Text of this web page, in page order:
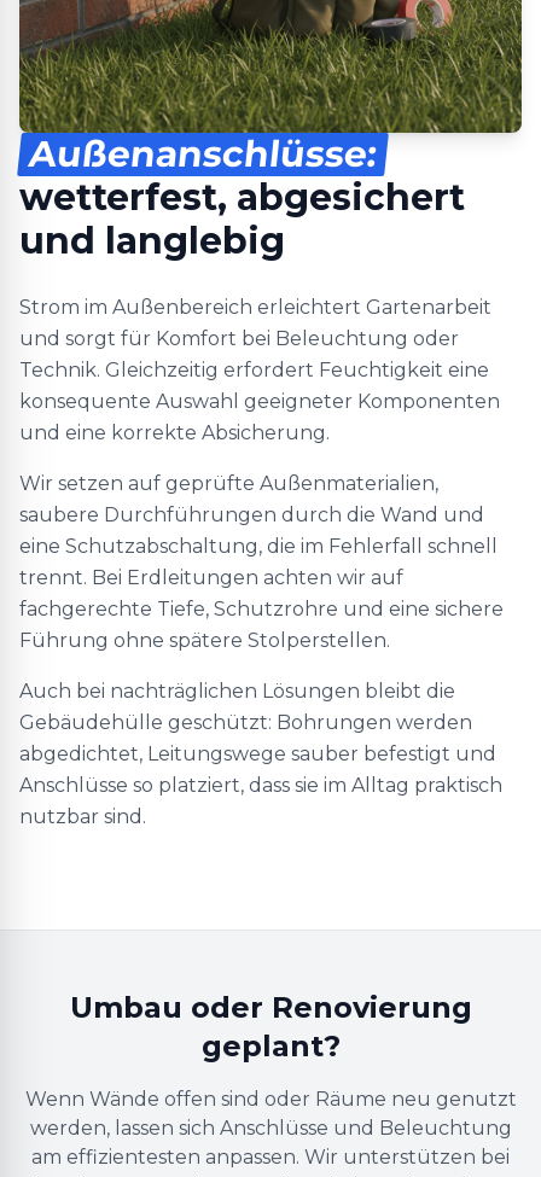
Außenanschlüsse:
wetterfest, abgesichert
und langlebig
Strom im Außenbereich erleichtert Gartenarbeit
und sorgt für Komfort bei Beleuchtung oder
Technik. Gleichzeitig erfordert Feuchtigkeit eine
konsequente Auswahl geeigneter Komponenten
und eine korrekte Absicherung.
Wir setzen auf geprüfte Außenmaterialien,
saubere Durchführungen durch die Wand und
eine Schutzabschaltung, die im Fehlerfall schnell
trennt. Bei Erdleitungen achten wir auf
fachgerechte Tiefe, Schutzrohre und eine sichere
Führung ohne spätere Stolperstellen.
Auch bei nachträglichen Lösungen bleibt die
Gebäudehülle geschützt: Bohrungen werden
abgedichtet, Leitungswege sauber befestigt und
Anschlüsse so platziert, dass sie im Alltag praktisch
nutzbar sind.
Umbau oder Renovierung
geplant?
Wenn Wände offen sind oder Räume neu genutzt
werden, lassen sich Anschlüsse und Beleuchtung
am effizientesten anpassen. Wir unterstützen bei